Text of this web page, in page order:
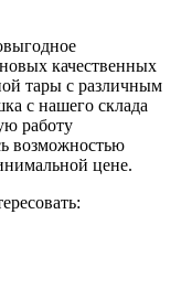
качественных
тары с различным
с нашего склада
работу
возможностью
цене.